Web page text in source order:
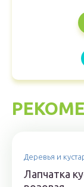
Деревья и
Лапчатка